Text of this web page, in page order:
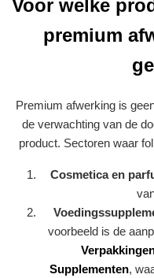
Voor welke
premium
Premium afwerking is
de verwachting van de
product. Sectoren waar
Cosmetica en
voorbeeld is de
Supplementen,